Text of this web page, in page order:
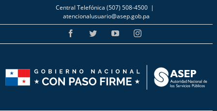
Skip
to
content
Central Telefónica (507) 508-4500 |
atencionalusuario@asep.gob.pa
FacebookTwitterYouTubeInstagram